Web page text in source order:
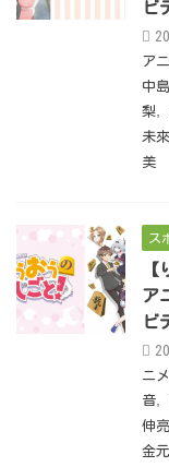
ビ
ア
中
梨,
未來
美
ス
ア
ビ
ニ
音,
伸亮
金